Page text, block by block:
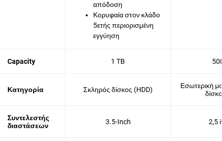
απόδοση
Κορυφαία στον κλάδο
5ετής περιορισμένη
εγγύηση
Capacity 1 TB
Κατηγορία Σκληρός δίσκος (HDD)
Εσωτερική
Συντελεστής
διαστάσεων
3.5-Inch 2,5